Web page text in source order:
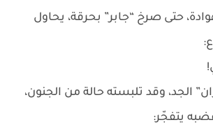
حتى صرخ “جابر” بحرقة، يحاول
الجد، وقد تلبسته حالة من الجنون،
يتفجّر: